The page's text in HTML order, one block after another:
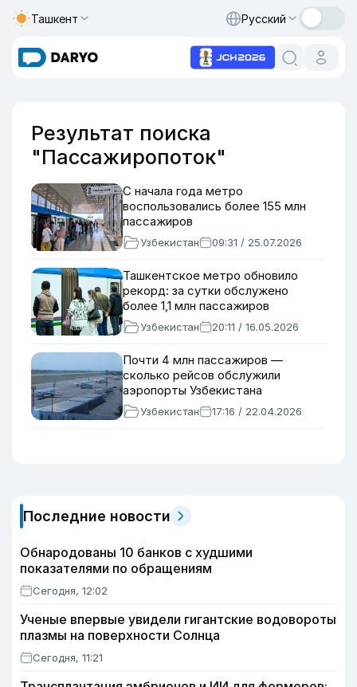
Ташкент Русский
Результат поиска
"Пассажиропоток"
С начала года метро
воспользовались более 155 млн
пассажиров
Узбекистан 09:31 / 25.07.2026
Ташкентское метро обновило
рекорд: за сутки обслужено
более 1,1 млн пассажиров
Узбекистан 20:11 / 16.05.2026
Почти 4 млн пассажиров —
сколько рейсов обслужили
аэропорты Узбекистана
Узбекистан 17:16 / 22.04.2026
Последние новости
Обнародованы 10 банков с худшими
показателями по обращениям
Сегодня, 12:02
Ученые впервые увидели гигантские водовороты
плазмы на поверхности Солнца
Сегодня, 11:21